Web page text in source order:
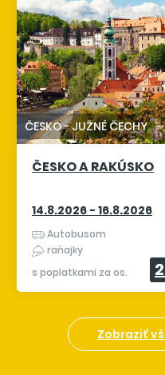
ČESKO-JUŽNÉ ČECHY
ČESKO A RAKÚSKO
14.8.2026 - 16.8.2026
Autobusom
raňajky
s poplatkami za os.
Zobraziť